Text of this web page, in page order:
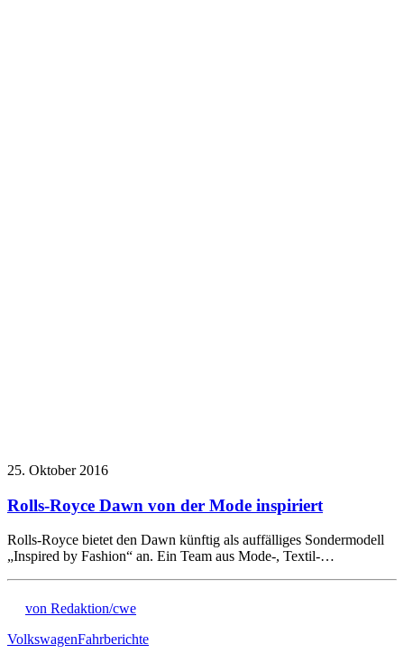
25. Oktober 2016
Rolls-Royce Dawn von der Mode inspiriert
Rolls-Royce bietet den Dawn künftig als auffälliges Sondermodell
„Inspired by Fashion“ an. Ein Team aus Mode-, Textil-…
von Redaktion/cwe
VolkswagenFahrberichte